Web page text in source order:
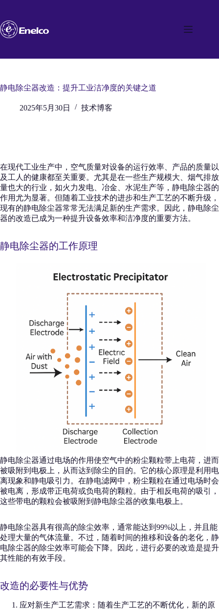
内
容
静电除尘器改造：提升工业洁净度的关键之道
2025年5月30日 技术博客
在现代工业生产中，空气质量对设备的运行效率、产品的质量以
及工人的健康都至关重要。尤其是在一些生产规模大、烟气排放
量也大的行业，如火力发电、冶金、水泥生产等，静电除尘器的
作用尤为显著。但随着工业技术的进步和生产工艺的不断升级，
现有的静电除尘器常常无法满足新的生产需求。因此，静电除尘
器的改造已成为一种提升设备效率和洁净度的重要方法。
静电除尘器的工作原理
静电除尘器通过电场的作用使空气中的粉尘颗粒带上电荷，进而
被吸附到电极上，从而达到除尘的目的。它的核心原理是利用电
离现象和静电吸引力。在静电滤网中，粉尘颗粒在通过电场时会
被电离，形成带正电荷或负电荷的颗粒。由于相反电荷的吸引，
这些带电的颗粒会被吸附到静电除尘器的收集电极上。
静电除尘器具有很高的除尘效率，通常能达到99%以上，并且能
处理大量的气体流量。不过，随着时间的推移和设备的老化，静
电除尘器的除尘效率可能会下降。因此，进行必要的改造是提升
其性能的有效手段。
改造的必要性与优势
应对新生产工艺需求：随着生产工艺的不断优化，新的原